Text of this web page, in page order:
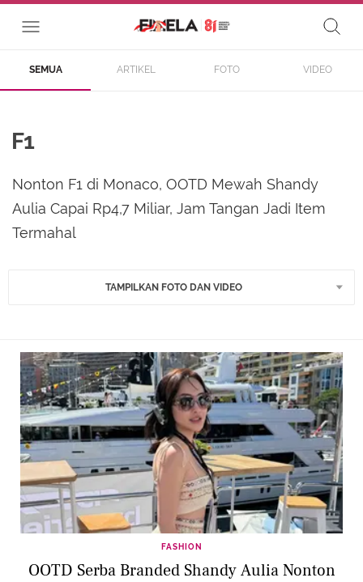
SEMUA ARTIKEL FOTO VIDEO
F1
Nonton F1 di Monaco, OOTD Mewah Shandy
Aulia Capai Rp4,7 Miliar, Jam Tangan Jadi Item
Termahal
TAMPILKAN FOTO DAN VIDEO
FASHION
OOTD Serba Branded Shandy Aulia Nonton